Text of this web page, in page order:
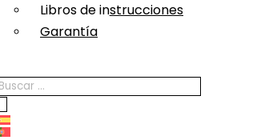
Libros de instrucciones
Garantía
Búsqueda